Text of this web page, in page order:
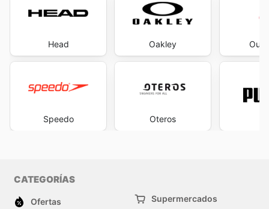
Head
Speedo
Oakley
Oteros
CATEGORÍAS
Ofertas Supermercados